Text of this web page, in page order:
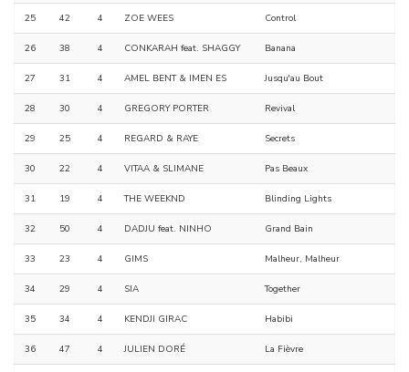
25 42 4 ZOE WEES Control
26 38 4 CONKARAH feat. SHAGGY Banana
27 31 4 AMEL BENT & IMEN ES Jusqu'au Bout
28 30 4 GREGORY PORTER Revival
29 25 4 REGARD & RAYE Secrets
30 22 4 VITAA & SLIMANE Pas Beaux
31 19 4 THE WEEKND Blinding Lights
32 50 4 DADJU feat. NINHO Grand Bain
33 23 4 GIMS Malheur, Malheur
34 29 4 SIA Together
35 34 4 KENDJI GIRAC Habibi
36 47 4 JULIEN DORÉ La Fièvre